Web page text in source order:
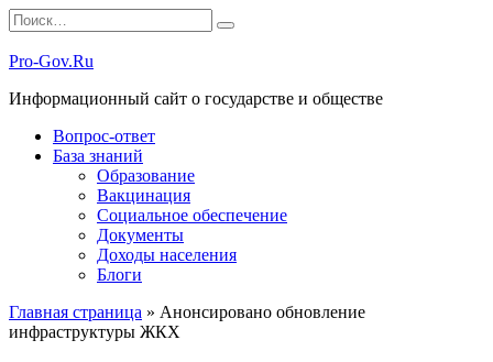
Перейти
к
содержанию
Search
for:
Pro-Gov.Ru
Информационный сайт о государстве и обществе
Вопрос-ответ
База знаний
Образование
Вакцинация
Социальное обеспечение
Документы
Доходы населения
Блоги
Главная страница » Анонсировано обновление
инфраструктуры ЖКХ